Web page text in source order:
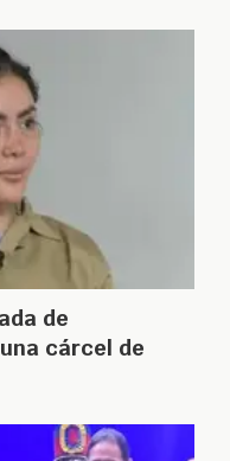
de
cárcel de